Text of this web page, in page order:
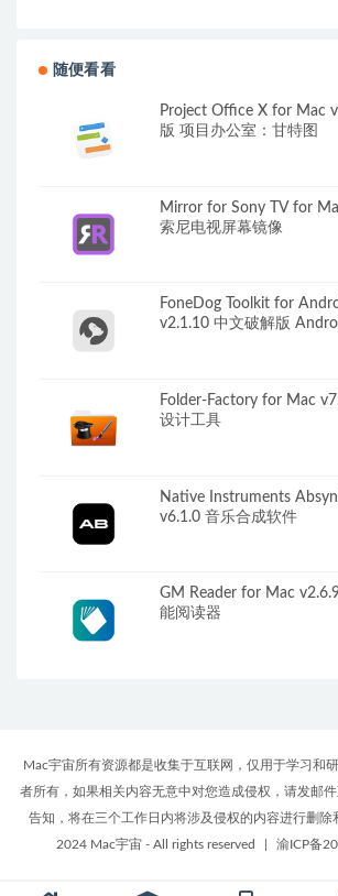
随便看看
Project Office X for Mac
版 项目办公室：甘特图
Mirror for Sony TV for
索尼电视屏幕镜像
FoneDog Toolkit for
v2.1.10 中文破解版
Folder-Factory for Mac
设计工具
Native Instruments
v6.1.0 音乐合成软件
GM Reader for Mac
能阅读器
Mac宇宙所有资源都是收集于互联网，仅用于学习和
者所有，如果相关内容无意中对您造成侵权，请发邮
告知，将在三个工作日内将涉及侵权的内容进行删除
2024 Mac宇宙 - All rights reserved
渝ICP备